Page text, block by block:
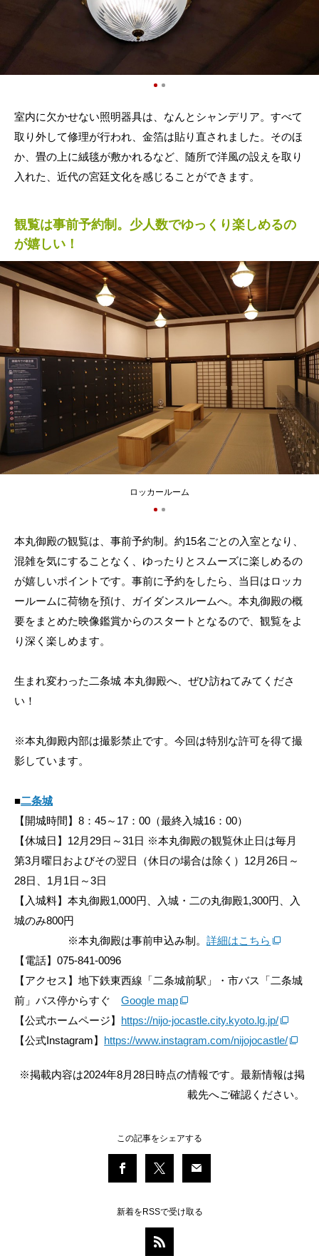
室内に欠かせない照明器具は、なんとシャンデリア。すべて
取り外して修理が行われ、金箔は貼り直されました。そのほ
か、畳の上に絨毯が敷かれるなど、随所で洋風の設えを取り
入れた、近代の宮廷文化を感じることができます。
観覧は事前予約制。少人数でゆっくり楽しめるの
が嬉しい！
ロッカールーム
本丸御殿の観覧は、事前予約制。約15名ごとの入室となり、
混雑を気にすることなく、ゆったりとスムーズに楽しめるの
が嬉しいポイントです。事前に予約をしたら、当日はロッカ
ールームに荷物を預け、ガイダンスルームへ。本丸御殿の概
要をまとめた映像鑑賞からのスタートとなるので、観覧をよ
り深く楽しめます。
生まれ変わった二条城 本丸御殿へ、ぜひ訪ねてみてくださ
い！
※本丸御殿内部は撮影禁止です。今回は特別な許可を得て撮
影しています。
■二条城
【開城時間】8：45～17：00（最終入城16：00）
【休城日】12月29日～31日 ※本丸御殿の観覧休止日は毎月
第3月曜日およびその翌日（休日の場合は除く）12月26日～
28日、1月1日～3日
【入城料】本丸御殿1,000円、入城・二の丸御殿1,300円、入
城のみ800円
※本丸御殿は事前申込み制。詳細はこちら
【電話】075-841-0096
【アクセス】地下鉄東西線「二条城前駅」・市バス「二条城
前」バス停からすぐGoogle map
【公式ホームページ】 https://nijo-jocastle.city.kyoto.lg.jp/
【公式Instagram】 https://www.instagram.com/nijojocastle/
※掲載内容は2024年8月28日時点の情報です。最新情報は掲
載先へご確認ください。
この記事をシェアする
新着をRSSで受け取る